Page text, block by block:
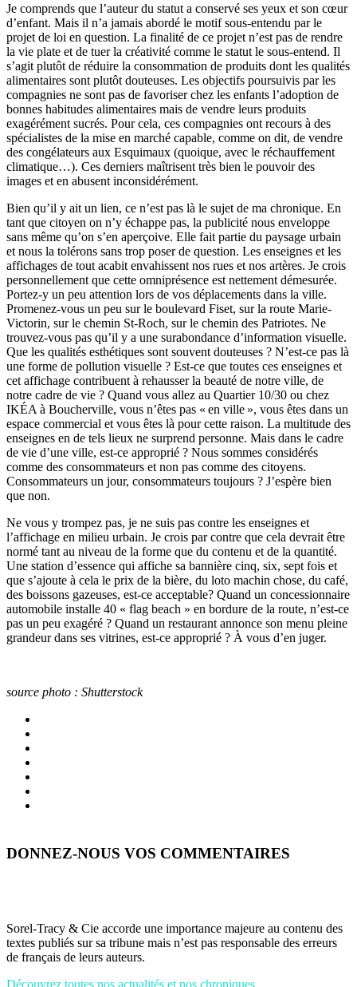
Je comprends que l’auteur du statut a conservé ses yeux et son cœur
d’enfant. Mais il n’a jamais abordé le motif sous-entendu par le
projet de loi en question. La finalité de ce projet n’est pas de rendre
la vie plate et de tuer la créativité comme le statut le sous-entend. Il
s’agit plutôt de réduire la consommation de produits dont les qualités
alimentaires sont plutôt douteuses. Les objectifs poursuivis par les
compagnies ne sont pas de favoriser chez les enfants l’adoption de
bonnes habitudes alimentaires mais de vendre leurs produits
exagérément sucrés. Pour cela, ces compagnies ont recours à des
spécialistes de la mise en marché capable, comme on dit, de vendre
des congélateurs aux Esquimaux (quoique, avec le réchauffement
climatique…). Ces derniers maîtrisent très bien le pouvoir des
images et en abusent inconsidérément.
Bien qu’il y ait un lien, ce n’est pas là le sujet de ma chronique. En
tant que citoyen on n’y échappe pas, la publicité nous enveloppe
sans même qu’on s’en aperçoive. Elle fait partie du paysage urbain
et nous la tolérons sans trop poser de question. Les enseignes et les
affichages de tout acabit envahissent nos rues et nos artères. Je crois
personnellement que cette omniprésence est nettement démesurée.
Portez-y un peu attention lors de vos déplacements dans la ville.
Promenez-vous un peu sur le boulevard Fiset, sur la route Marie-
Victorin, sur le chemin St-Roch, sur le chemin des Patriotes. Ne
trouvez-vous pas qu’il y a une surabondance d’information visuelle.
Que les qualités esthétiques sont souvent douteuses ? N’est-ce pas là
une forme de pollution visuelle ? Est-ce que toutes ces enseignes et
cet affichage contribuent à rehausser la beauté de notre ville, de
notre cadre de vie ? Quand vous allez au Quartier 10/30 ou chez
IKÉA à Boucherville, vous n’êtes pas « en ville », vous êtes dans un
espace commercial et vous êtes là pour cette raison. La multitude des
enseignes en de tels lieux ne surprend personne. Mais dans le cadre
de vie d’une ville, est-ce approprié ? Nous sommes considérés
comme des consommateurs et non pas comme des citoyens.
Consommateurs un jour, consommateurs toujours ? J’espère bien
que non.
Ne vous y trompez pas, je ne suis pas contre les enseignes et
l’affichage en milieu urbain. Je crois par contre que cela devrait être
normé tant au niveau de la forme que du contenu et de la quantité.
Une station d’essence qui affiche sa bannière cinq, six, sept fois et
que s’ajoute à cela le prix de la bière, du loto machin chose, du café,
des boissons gazeuses, est-ce acceptable? Quand un concessionnaire
automobile installe 40 « flag beach » en bordure de la route, n’est-ce
pas un peu exagéré ? Quand un restaurant annonce son menu pleine
grandeur dans ses vitrines, est-ce approprié ? À vous d’en juger.
source photo : Shutterstock
DONNEZ-NOUS VOS COMMENTAIRES
Sorel-Tracy & Cie accorde une importance majeure au contenu des
textes publiés sur sa tribune mais n’est pas responsable des erreurs
de français de leurs auteurs.
Découvrez toutes nos actualités et nos chroniques